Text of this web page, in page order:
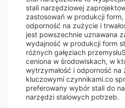
stali narzędziowej
zastosowań w produkcji
odporność na zużycie i
jest powszechnie uznawana
wydajność w produkcji form
różnych gałęziach
ceniona w środowiskach, w
wytrzymałość i odporność na
kluczowymi czynnikami.co
preferowany wybór stali do
narzędzi stalowych potrzeb.